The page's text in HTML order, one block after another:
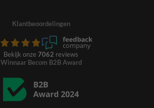
Klantbeoordelingen
Bekijk onze 7062 reviews
Winnaar Becom B2B Award